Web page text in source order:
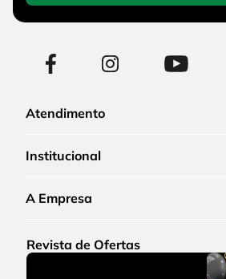
Atendimento
Institucional
A Empresa
Revista de Ofertas